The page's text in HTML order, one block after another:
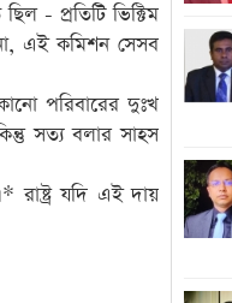
- প্রতিটি ভিক্টিম
না, এই কমিশন সেসব
পরিবারের দুঃখ
সত্য বলার সাহস
যদি এই দায়